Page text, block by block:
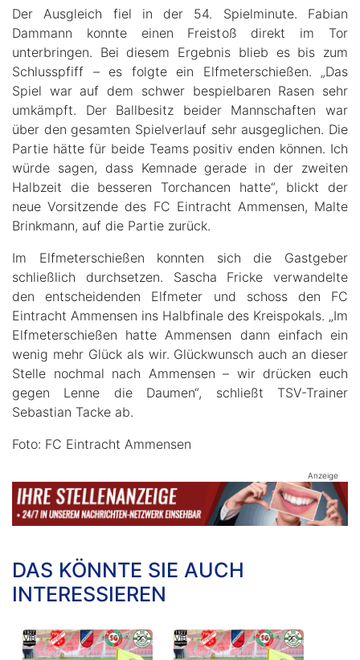
Der Ausgleich fiel in der 54. Spielminute. Fabian
Dammann konnte einen Freistoß direkt im Tor
unterbringen. Bei diesem Ergebnis blieb es bis zum
Schlusspfiff – es folgte ein Elfmeterschießen. „Das
Spiel war auf dem schwer bespielbaren Rasen sehr
umkämpft. Der Ballbesitz beider Mannschaften war
über den gesamten Spielverlauf sehr ausgeglichen. Die
Partie hätte für beide Teams positiv enden können. Ich
würde sagen, dass Kemnade gerade in der zweiten
Halbzeit die besseren Torchancen hatte“, blickt der
neue Vorsitzende des FC Eintracht Ammensen, Malte
Brinkmann, auf die Partie zurück.
Im Elfmeterschießen konnten sich die Gastgeber
schließlich durchsetzen. Sascha Fricke verwandelte
den entscheidenden Elfmeter und schoss den FC
Eintracht Ammensen ins Halbfinale des Kreispokals. „Im
Elfmeterschießen hatte Ammensen dann einfach ein
wenig mehr Glück als wir. Glückwunsch auch an dieser
Stelle nochmal nach Ammensen – wir drücken euch
gegen Lenne die Daumen“, schließt TSV-Trainer
Sebastian Tacke ab.
Foto: FC Eintracht Ammensen
Anzeige
DAS KÖNNTE SIE AUCH
INTERESSIEREN